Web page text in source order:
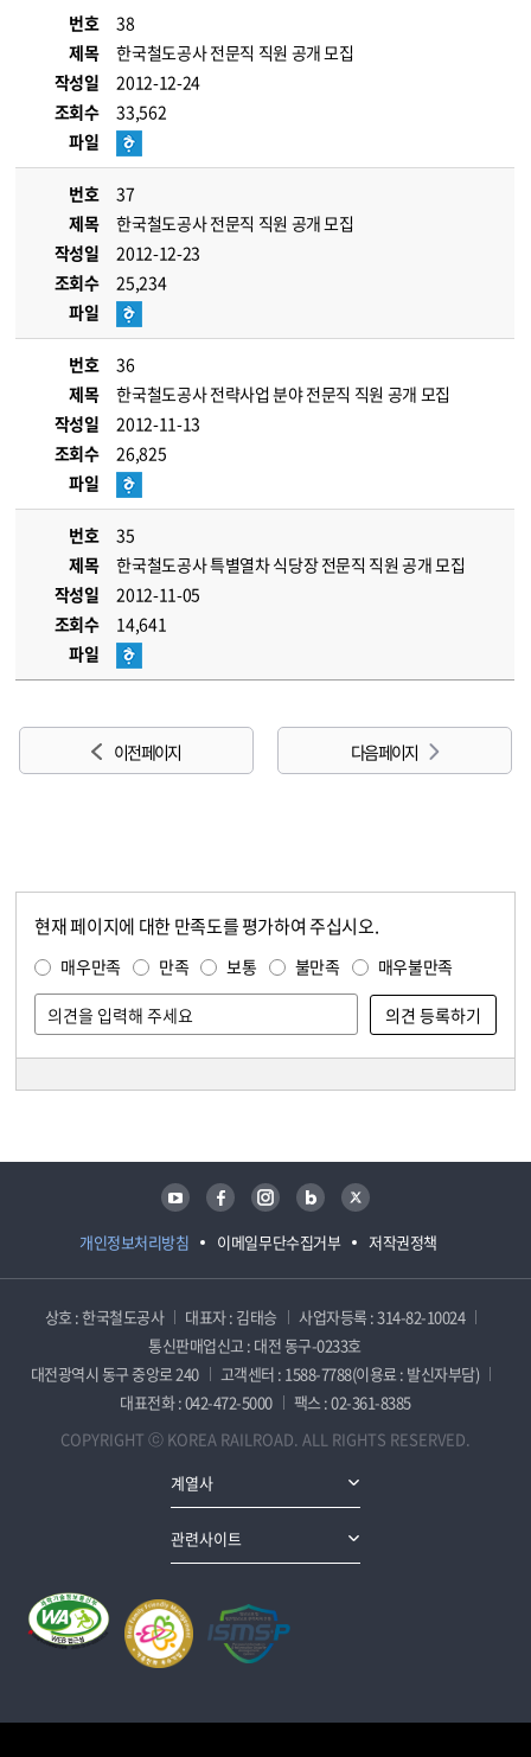
번호
38
제목
한국철도공사 전문직 직원 공개 모집
작성일
2012-12-24
조회수
33,562
파일
번호
37
제목
한국철도공사 전문직 직원 공개 모집
작성일
2012-12-23
조회수
25,234
파일
번호
36
제목
한국철도공사 전략사업 분야 전문직 직원 공개 모집
작성일
2012-11-13
조회수
26,825
파일
번호
35
제목
한국철도공사 특별열차 식당장 전문직 직원 공개 모집
작성일
2012-11-05
조회수
14,641
파일
이전 페이지 다음 페이지
현재 페이지에 대한 만족도를 평가하여 주십시오.
매우만족 만족 보통 불만족 매우불만족
개인정보처리방침 이메일무단수집거부 저작권정책
유튜브 페이스북 인스타그램 블로그 트위터
상호 : 한국철도공사 대표자 : 김태승
사업자등록 : 314-82-10024
통신판매업신고 : 대전 동구-0233호
대전광역시 동구 중앙로 240
고객센터 : 1588-7788(이용료 : 발신자부담)
대표전화 : 042-472-5000
팩스 : 02-361-8385
COPYRIGHT ⓒ KOREA RAILROAD. ALL RIGHTS RESERVED.
계열사
관련사이트